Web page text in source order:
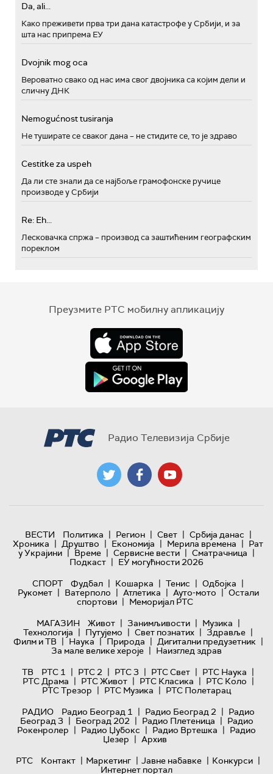
Da, ali...
Како преживети прва три дана катастрофе у Србији, и за
шта нас припрема ЕУ
Dvojnik mog oca
Вероватно свако од нас има свог двојника са којим дели и
сличну ДНК
Nemogućnost tusiranja
Не туширате се сваког дана – не стидите се, то је здраво
Cestitke za uspeh
Да ли сте знали да се најбоље грамофонске ручице
производе у Србији
Re: Eh...
Лесковачка спржа – производ са заштићеним географским
пореклом
Преузмите РТС мобилну апликацију
Радио Телевизија Србије
ВЕСТИ Политика | Регион | Свет | Србија данас |
Хроника | Друштво | Економија | Мерила времена | Рат
у Украјини | Време | Сервисне вести | Сматрачница |
Подкаст | ЕУ могућности 2026
СПОРТ
Фудбал | Кошарка | Тенис | Одбојка |
Рукомет | Ватерполо | Атлетика | Ауто-мото | Остали
спортови | Меморијал РТС
МАГАЗИН
Живот | Занимљивости | Музика |
Технологијa | Путујемо | Свет познатих | Здравље |
Филм и ТВ | Наука | Природа | Дигитални предузетник |
За мале велике хероје | Наизглед здрав
ТВ
РТС 1 | РТС 2 | РТС 3 | РТС Свет | РТС Наука |
РТС Драма | РТС Живот | РТС Класика | РТС Коло |
РТС Трезор | РТС Музика | РТС Полетарац
РАДИО
Радио Београд 1 | Радио Београд 2 | Радио
Београд 3 | Београд 202 | Радио Плетеница | Радио
Рокенролер | Радио Џубокс | Радио Вртешка | Радио
Џезер | Архив
РТС
Контакт | Маркетинг | Јавне набавке | Конкурси |
Интернет портал